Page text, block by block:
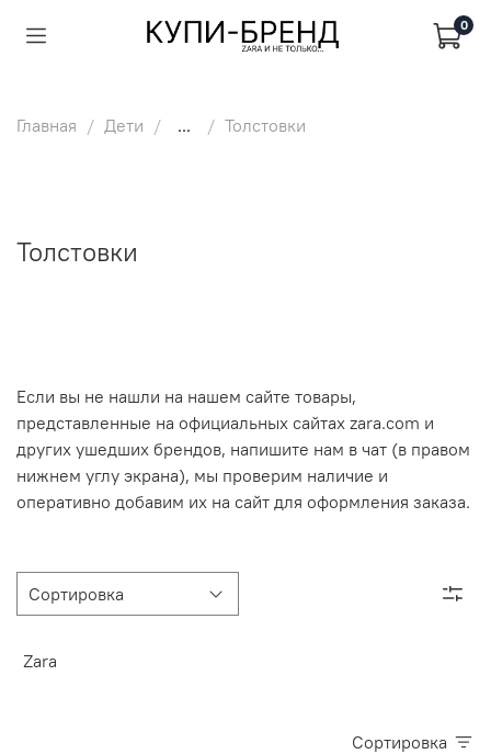
0
Главная Дети ... Толстовки
Толстовки
Если вы не нашли на нашем сайте товары,
представленные на официальных сайтах zara.com и
других ушедших брендов, напишите нам в чат (в правом
нижнем углу экрана), мы проверим наличие и
оперативно добавим их на сайт для оформления заказа.
Zara
Сортировка